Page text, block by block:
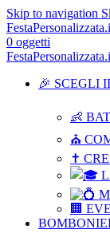
Skip to navigation
0 oggetti
🎉 SCEGLI
👶
⛪
✝
🏢